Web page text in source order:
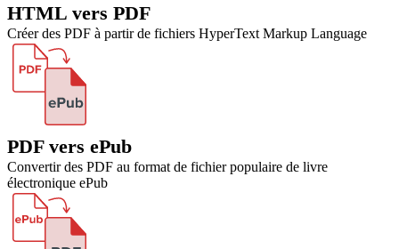
HTML vers PDF
Créer des PDF à partir de fichiers HyperText Markup Language
PDF vers ePub
Convertir des PDF au format de fichier populaire de livre
électronique ePub